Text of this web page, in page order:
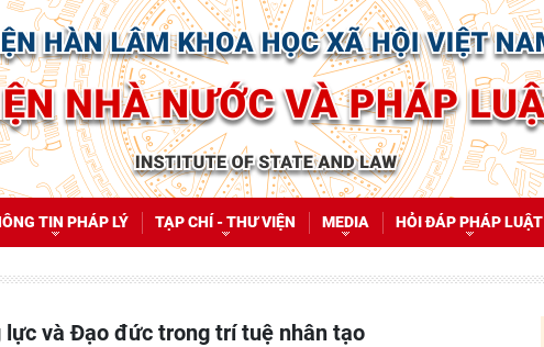
TIN PHÁP LÝ TẠP CHÍ - THƯ VIỆN MEDIA HỎI ĐÁP PHÁP LUẬT
lực và Đạo đức trong trí tuệ nhân tạo